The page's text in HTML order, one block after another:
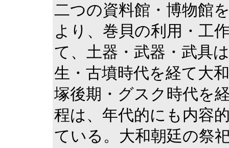
二つの資料館・博物館
より、巻貝の利用・工
て、土器・武器・武具
生・古墳時代を経て大
塚後期・グスク時代を
程は、年代的にも内容
ている。大和朝廷の祭